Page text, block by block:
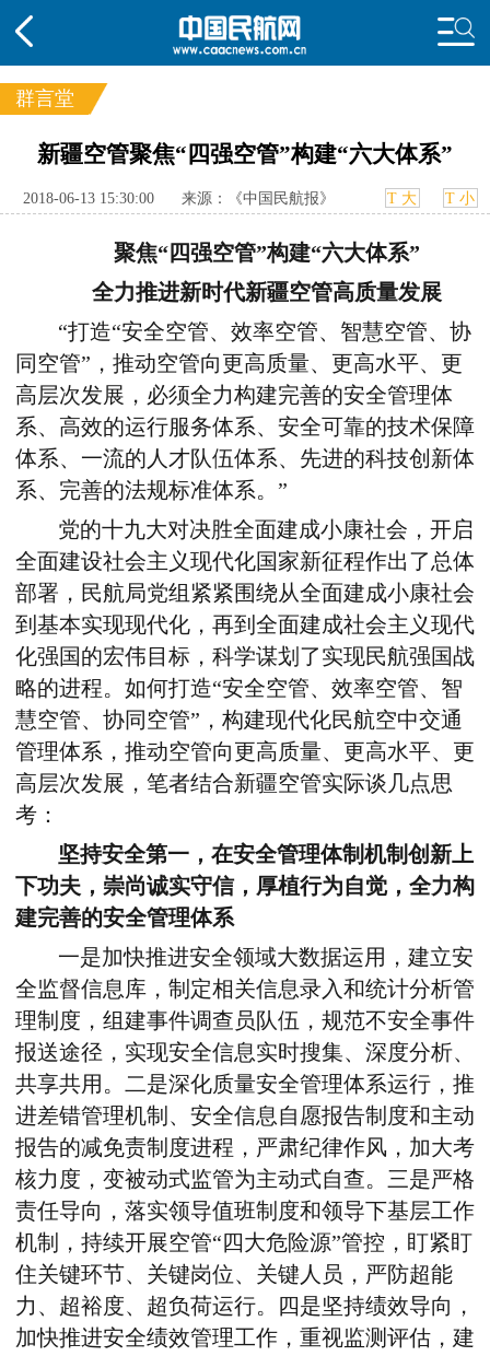
频道
国内 国际
行业
群言堂
新疆空管聚焦“四强空管”构建“六大体系”
2018-06-13 15:30:00 来源：《中国民航报》 T 大 T 小
聚焦“四强空管”构建“六大体系”
全力推进新时代新疆空管高质量发展
“打造“安全空管、效率空管、智慧空管、协
同空管”，推动空管向更高质量、更高水平、更
高层次发展，必须全力构建完善的安全管理体
系、高效的运行服务体系、安全可靠的技术保障
体系、一流的人才队伍体系、先进的科技创新体
系、完善的法规标准体系。”
党的十九大对决胜全面建成小康社会，开启
全面建设社会主义现代化国家新征程作出了总体
部署，民航局党组紧紧围绕从全面建成小康社会
到基本实现现代化，再到全面建成社会主义现代
化强国的宏伟目标，科学谋划了实现民航强国战
略的进程。如何打造“安全空管、效率空管、智
慧空管、协同空管”，构建现代化民航空中交通
管理体系，推动空管向更高质量、更高水平、更
高层次发展，笔者结合新疆空管实际谈几点思
考：
坚持安全第一，在安全管理体制机制创新上
下功夫，崇尚诚实守信，厚植行为自觉，全力构
建完善的安全管理体系
一是加快推进安全领域大数据运用，建立安
全监督信息库，制定相关信息录入和统计分析管
理制度，组建事件调查员队伍，规范不安全事件
报送途径，实现安全信息实时搜集、深度分析、
共享共用。二是深化质量安全管理体系运行，推
进差错管理机制、安全信息自愿报告制度和主动
报告的减免责制度进程，严肃纪律作风，加大考
核力度，变被动式监管为主动式自查。三是严格
责任导向，落实领导值班制度和领导下基层工作
机制，持续开展空管“四大危险源”管控，盯紧盯
住关键环节、关键岗位、关键人员，严防超能
力、超裕度、超负荷运行。四是坚持绩效导向，
加快推进安全绩效管理工作，重视监测评估，建